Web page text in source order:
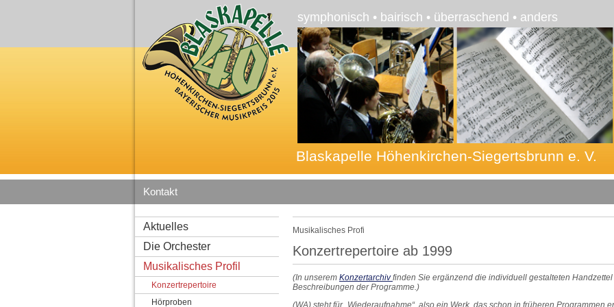
symphonisch • bairisch • überraschend • anders
Blaskapelle Höhenkirchen-Siegertsbrunn e. V.
Kontakt
Aktuelles
Die Orchester
Musikalisches Profil
Konzertrepertoire
Hörproben
Musikalisches Profi
Konzertrepertoire ab 1999
(In unserem Konzertarchivfinden Sie ergänzend die individuell gestalteten
Beschreibungen der Programme.)
(WA) steht für „Wiederaufnahme“, also ein Werk, das schon in früheren Programmen